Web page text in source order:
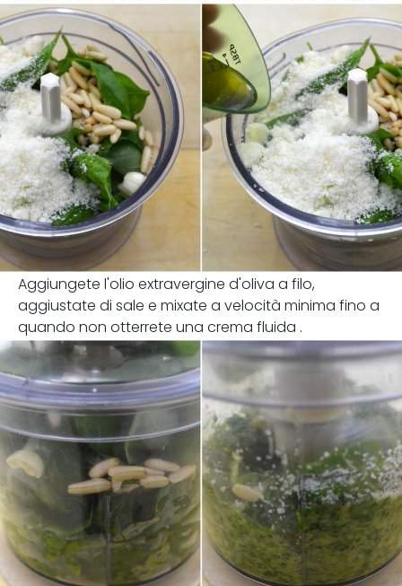
Aggiungete l'olio extravergine d'oliva a filo,
aggiustate di sale e mixate a velocità minima fino a
quando non otterrete una crema fluida .